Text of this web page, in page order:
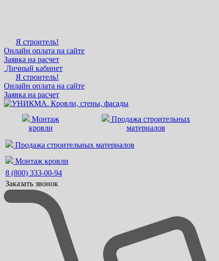
Я строитель!
Онлайн оплата на сайте
Заявка на расчет
Личный кабинет
Я строитель!
Онлайн оплата на сайте
Заявка на расчет
Монтаж
кровли
Продажа строительных
материалов
Продажа строительных материалов
Монтаж кровли
8 (800) 333-00-94
Заказать звонок